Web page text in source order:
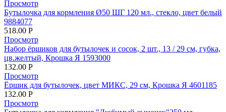
Просмотр
Бутылочка для кормления Ø50 ШГ 120 мл., стекло, цвет белый
9884077
518.00 Р
Просмотр
Набор ёршиков для бутылочек и сосок, 2 шт., 13 / 29 см, губка,
цв.желтый, Крошка Я 1593000
132.00 Р
Просмотр
Ёршик для бутылочек, цвет МИКС, 29 см, Крошка Я 4601185
132.00 Р
Просмотр